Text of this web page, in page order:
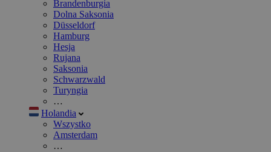
Brandenburgia
Dolna Saksonia
Düsseldorf
Hamburg
Hesja
Rujana
Saksonia
Schwarzwald
Turyngia
…
Holandia
Wszystko
Amsterdam
…